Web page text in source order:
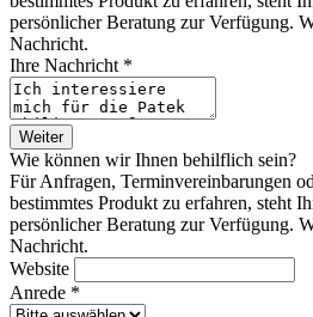
persönlicher Beratung zur Verfügung.
Nachricht.
Ihre Nachricht *
Weiter
Wie können wir Ihnen behilflich sein?
Für Anfragen, Terminvereinbarungen
bestimmtes Produkt zu erfahren, steht
persönlicher Beratung zur Verfügung.
Nachricht.
Website
Anrede *